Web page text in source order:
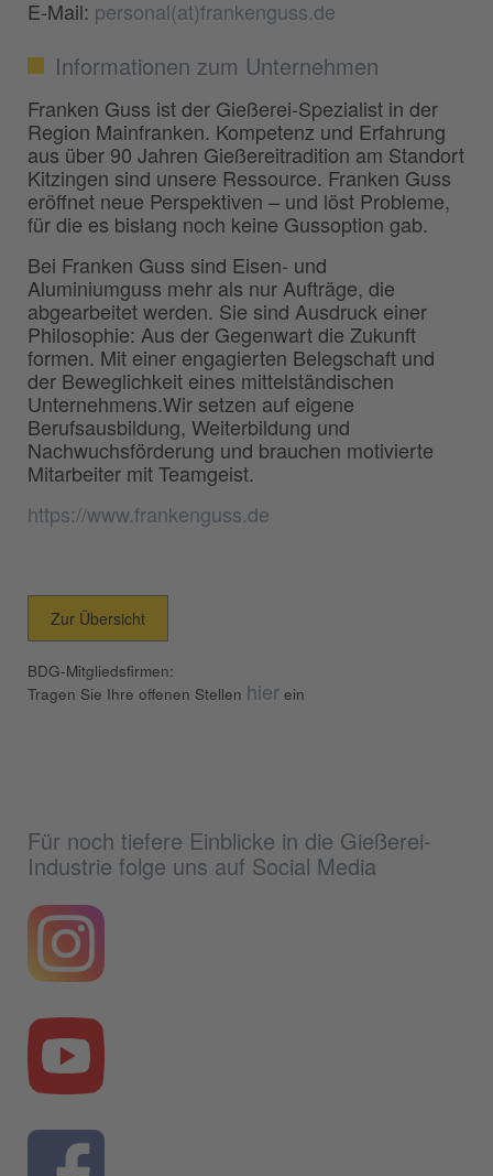
E-Mail: personal(at)frankenguss.de
Informationen zum Unternehmen
Franken Guss ist der Gießerei-Spezialist in der
Region Mainfranken. Kompetenz und Erfahrung
aus über 90 Jahren Gießereitradition am Standort
Kitzingen sind unsere Ressource. Franken Guss
eröffnet neue Perspektiven – und löst Probleme,
für die es bislang noch keine Gussoption gab.
Bei Franken Guss sind Eisen- und
Aluminiumguss mehr als nur Aufträge, die
abgearbeitet werden. Sie sind Ausdruck einer
Philosophie: Aus der Gegenwart die Zukunft
formen. Mit einer engagierten Belegschaft und
der Beweglichkeit eines mittelständischen
Unternehmens.Wir setzen auf eigene
Berufsausbildung, Weiterbildung und
Nachwuchsförderung und brauchen motivierte
Mitarbeiter mit Teamgeist.
https://www.frankenguss.de
Zur Übersicht
BDG-Mitgliedsfirmen:
Tragen Sie Ihre offenen Stellen hier ein
Für noch tiefere Einblicke in die Gießerei-
Industrie folge uns auf Social Media